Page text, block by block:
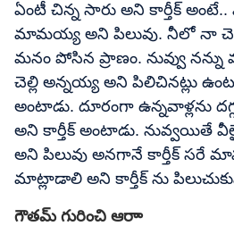
ఏంటీ చిన్న సారు అని కార్తీక్
మామయ్య అని పిలువు. నీలో నా
మనం పోసిన ప్రాణం. నువ్వు
చెల్లి అన్నయ్య అని పిలిచినట్లు
అంటాడు. దూరంగా ఉన్నవాళ్లను
అని కార్తీక్ అంటాడు. నువ్వయితే
అని పిలువు అనగానే కార్తీక్ సరే
మాట్లాడాలి అని కార్తీక్ ను
గౌతమ్ గురించి ఆరాా